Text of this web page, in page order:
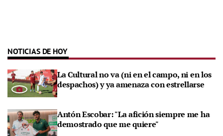
NOTICIAS DE HOY
La Cultural no va (ni en el campo, ni en los
despachos) y ya amenaza con estrellarse
Antón Escobar: "La afición siempre me ha
demostrado que me quiere"